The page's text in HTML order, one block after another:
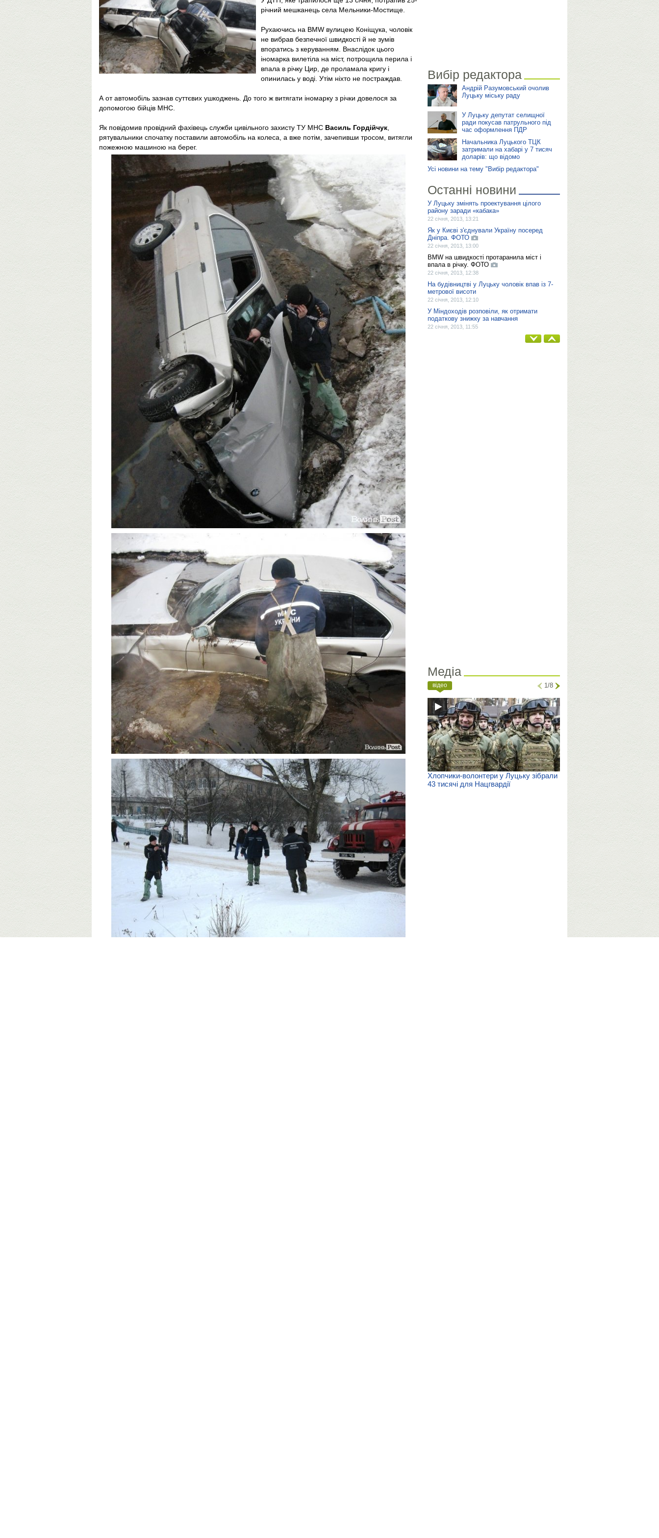
річний мешканець села Мельники-Мостище.
Рухаючись на BMW вулицею Коніщука, чоловік
не вибрав безпечної швидкості й не зумів
впоратись з керуванням. Внаслідок цього
іномарка вилетіла на міст, потрощила перила і
впала в річку Цир, де проламала кригу і
опинилась у воді. Утім ніхто не постраждав.
А от автомобіль зазнав суттєвих ушкоджень. До того ж витягати іномарку з річки довелося за
допомогою бійців МНС.
Як повідомив провідний фахівець служби цивільного захисту ТУ МНС Василь Гордійчук
рятувальники спочатку поставили автомобіль на колеса, а вже потім, зачепивши тросом, витягли
пожежною машиною на берег.
Вибір редактора
Андрій Разумовський очолив
Луцьку міську раду
У Луцьку депутат селищної
ради покусав патрульного під
час оформлення ПДР
Начальника Луцького ТЦК
затримали на хабарі у 7 тисяч
доларів: що відомо
Усі новини на тему "Вибір редактора"
Останні новини
У Луцьку змінять проектування цілого
району заради «кабака»
22 січня, 2013, 13:21
Як у Києві з'єднували Україну посеред
Дніпра. ФОТО
22 січня, 2013, 13:00
BMW на швидкості протаранила міст і
впала в річку. ФОТО
22 січня, 2013, 12:38
На будівництві у Луцьку чоловік впав із 7-
метрової висоти
22 січня, 2013, 12:10
У Міндоходів розповіли, як отримати
податкову знижку за навчання
22 січня, 2013, 11:55
Медіа
відео 1/8
Хлопчики-волонтери у Луцьку зібрали
43 тисячі для Нацгвардії